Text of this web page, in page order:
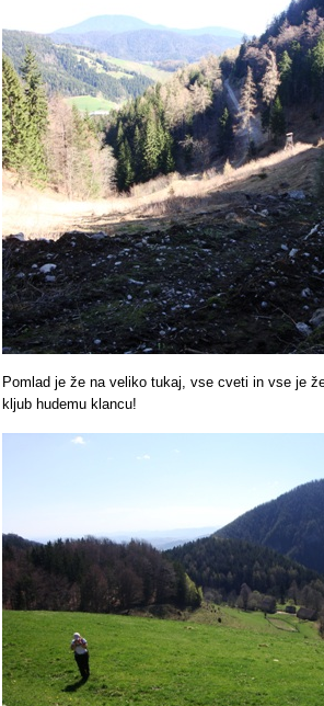
Pomlad je že na veliko tukaj, vse cveti in vse je
kljub hudemu klancu!